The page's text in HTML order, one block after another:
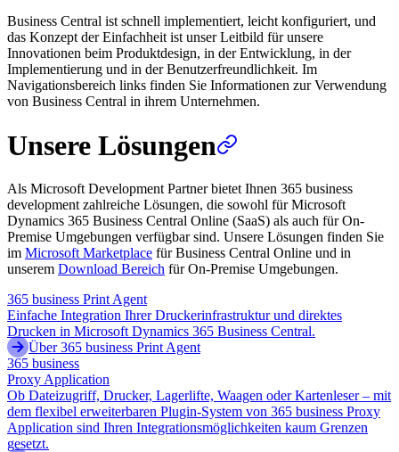
Business Central ist schnell implementiert, leicht konfiguriert, und
das Konzept der Einfachheit ist unser Leitbild für unsere
Innovationen beim Produktdesign, in der Entwicklung, in der
Implementierung und in der Benutzerfreundlichkeit. Im
Navigationsbereich links finden Sie Informationen zur Verwendung
von Business Central in ihrem Unternehmen.
Unsere Lösungen
Als Microsoft Development Partner bietet Ihnen 365 business
development zahlreiche Lösungen, die sowohl für Microsoft
Dynamics 365 Business Central Online (SaaS) als auch für On-
Premise Umgebungen verfügbar sind. Unsere Lösungen finden Sie
im Microsoft Marketplace für Business Central Online und in
unserem Download Bereich für On-Premise Umgebungen.
365 business Print Agent
Einfache Integration Ihrer Druckerinfrastruktur und direktes
Drucken in Microsoft Dynamics 365 Business Central.
Über 365 business Print Agent
365 business
Proxy Application
Ob Dateizugriff, Drucker, Lagerlifte, Waagen oder Kartenleser – mit
dem flexibel erweiterbaren Plugin-System von 365 business Proxy
Application sind Ihren Integrationsmöglichkeiten kaum Grenzen
gesetzt.